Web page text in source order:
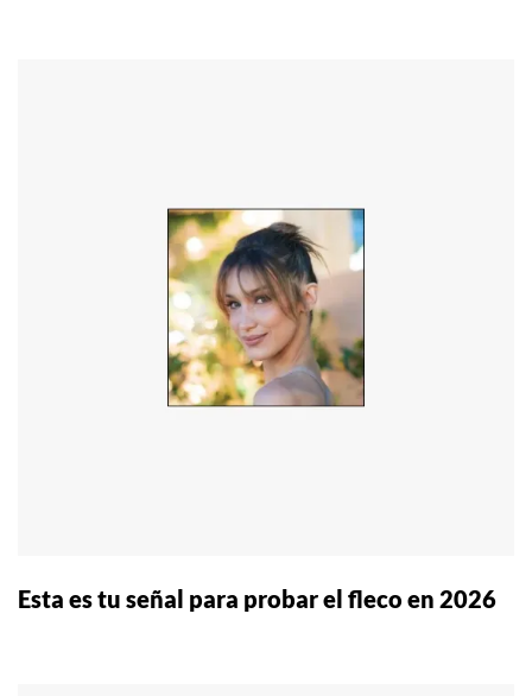
Esta es tu señal para probar el fleco en 2026